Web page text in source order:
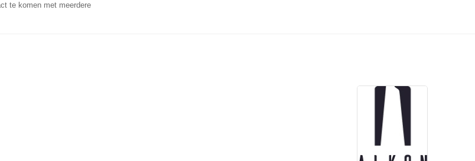
te komen met meerdere